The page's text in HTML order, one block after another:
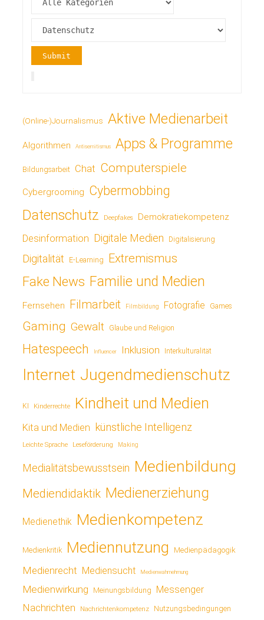
wie
möglich"
(Online-)Journalismus Aktive Medienarbeit
Algorithmen Antisemitismus Apps & Programme
Bildungsarbeit Chat Computerspiele
Cybergrooming Cybermobbing
Datenschutz Deepfakes Demokratiekompetenz
Desinformation Digitale Medien Digitalisierung
Digitalität E-Learning Extremismus
Fake News Familie und Medien
Fernsehen Filmarbeit Filmbildung Fotografie Games
Gaming Gewalt Glaube und Religion
Hatespeech Influencer Inklusion Interkulturalität
Internet Jugendmedienschutz
KI Kinderrechte Kindheit und Medien
Kita und Medien künstliche Intelligenz
Leichte Sprache Leseförderung Making
Medialitätsbewusstsein Medienbildung
Mediendidaktik Medienerziehung
Medienethik Medienkompetenz
Medienkritik Mediennutzung Medienpädagogik
Medienrecht Mediensucht Medienwahrnehmung
Medienwirkung Meinungsbildung Messenger
Nachrichten Nachrichtenkompetenz Nutzungsbedingungen